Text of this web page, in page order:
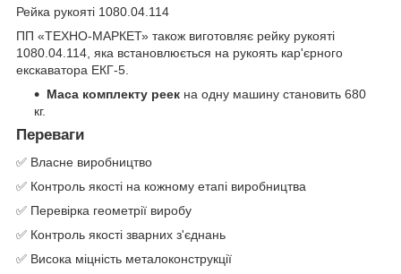
Рейка рукояті 1080.04.114
ПП «ТЕХНО-МАРКЕТ» також виготовляє рейку рукояті
1080.04.114, яка встановлюється на рукоять кар'єрного
екскаватора ЕКГ-5.
Маса комплекту реек на одну машину становить 680
кг.
Переваги
✅ Власне виробництво
✅ Контроль якості на кожному етапі виробництва
✅ Перевірка геометрії виробу
✅ Контроль якості зварних з'єднань
✅ Висока міцність металоконструкції